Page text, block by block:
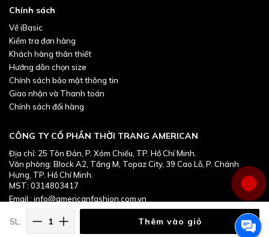
SL: Thêm vào giỏ
Áo ngực nữ có gọng iBasic cúp
Demi mút vừa full ren BRAW139
- Áo ngực cúp Demi, thiết kế ôm 2/3 vòng 1, nâng đỡ cho phom
dáng quyến rũ.
CÔNG TY CỔ PHẦN THỜI TRANG AMERICAN
Địa chỉ: 25 Tôn Đản, P. Xóm Chiếu, TP. Hồ Chí Minh.
Văn phòng: Block A2, Tầng M, Topaz City, 39 Cao Lỗ, P. Chánh
Hưng, TP. Hồ Chí Minh.
MST: 0314803417
Email : info@americanfashion.com.vn
Chính sách
Về iBasic
Kiểm tra đơn hàng
Khách hàng thân thiết
Hướng dẫn chọn size
Chính sách bảo mật thông tin
Giao nhận và Thanh toán
Chính sách đổi hàng